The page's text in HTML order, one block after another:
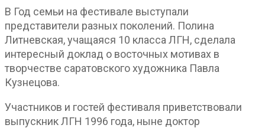
В Год семьи на фестивале выступали
представители разных поколений. Полина
Литневская, учащаяся 10 класса ЛГН, сделала
интересный доклад о восточных мотивах в
творчестве саратовского художника Павла
Кузнецова.
Участников и гостей фестиваля приветствовали
выпускник ЛГН 1996 года, ныне доктор